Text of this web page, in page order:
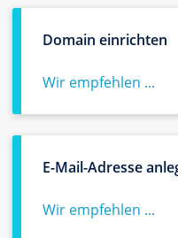
Domain einrichten
Wir empfehlen ...
E-Mail-Adresse
Wir empfehlen ...